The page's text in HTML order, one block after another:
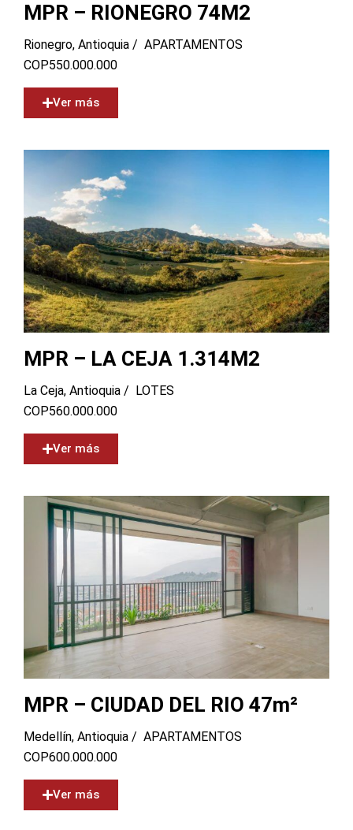
MPR – RIONEGRO 74M2
Rionegro, Antioquia / APARTAMENTOS
COP550.000.000
Ver más
MPR – LA CEJA 1.314M2
La Ceja, Antioquia / LOTES
COP560.000.000
Ver más
MPR – CIUDAD DEL RIO 47m²
Medellín, Antioquia / APARTAMENTOS
COP600.000.000
Ver más